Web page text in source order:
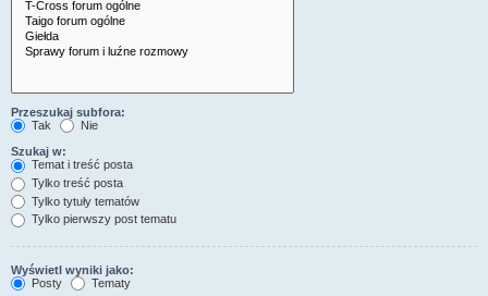
Przeszukaj subfora:
Tak
Nie
Szukaj w:
Temat i treść posta
Tylko treść posta
Tylko tytuły tematów
Tylko pierwszy post tematu
Wyświetl wyniki jako:
Posty
Tematy